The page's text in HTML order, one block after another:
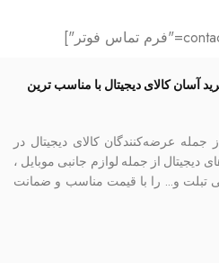
آسان کالای دیجیتال با مناسب ترین
عرضه‌کنندگان کالای دیجیتال در
از جمله لوازم جانبی موبایل ،
تبلت و… را با قیمت مناسب و ضمانت